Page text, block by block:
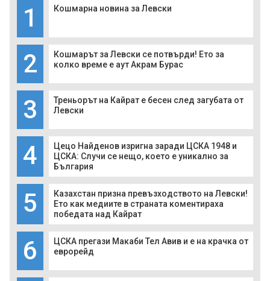
1 Кошмарна новина за Левски
2
Кошмарът за Левски се потвърди! Ето за
колко време е аут Акрам Бурас
3
Треньорът на Кайрат е бесен след загубата от
Левски
4
Цецо Найденов изригна заради ЦСКА 1948 и
ЦСКА: Случи се нещо, което е уникално за
България
5
Казахстан призна превъзходството на Левски!
Ето как медиите в страната коментираха
победата над Кайрат
6
ЦСКА прегази Макаби Тел Авив и е на крачка от
еврорейд